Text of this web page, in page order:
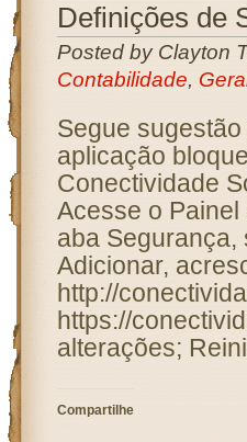
Definições de
Posted by Clayton
Contabilidade,
Segue
aplicação
Conectividade
Acesse o
aba Segurança,
Adicionar,
http://
https://
alterações;
Compartilhe